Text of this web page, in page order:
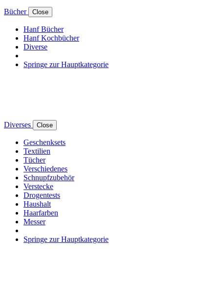
Bücher Close
Hanf Bücher
Hanf Kochbücher
Diverse
Springe zur Hauptkategorie
Diverses Close
Geschenksets
Textilien
Tücher
Verschiedenes
Schnupfzubehör
Verstecke
Drogentests
Haushalt
Haarfarben
Messer
Springe zur Hauptkategorie